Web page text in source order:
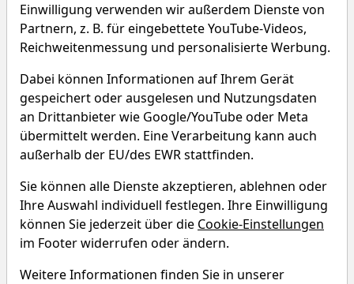
Siemens Healthineers Aktie
Siemens Healthineers Sparplan-
Simulator
Startkapital monatlicher Sparbetrag
Einwilligung verwenden wir außerdem Dienste von
Partnern, z. B. für eingebettete YouTube-Videos,
Reichweitenmessung und personalisierte Werbung.
Dabei können Informationen auf Ihrem Gerät
gespeichert oder ausgelesen und Nutzungsdaten
an Drittanbieter wie Google/YouTube oder Meta
übermittelt werden. Eine Verarbeitung kann auch
außerhalb der EU/des EWR stattfinden.
Sie können alle Dienste akzeptieren, ablehnen oder
Ihre Auswahl individuell festlegen. Ihre Einwilligung
können Sie jederzeit über die Cookie-Einstellungen
im Footer widerrufen oder ändern.
Weitere Informationen finden Sie in unserer